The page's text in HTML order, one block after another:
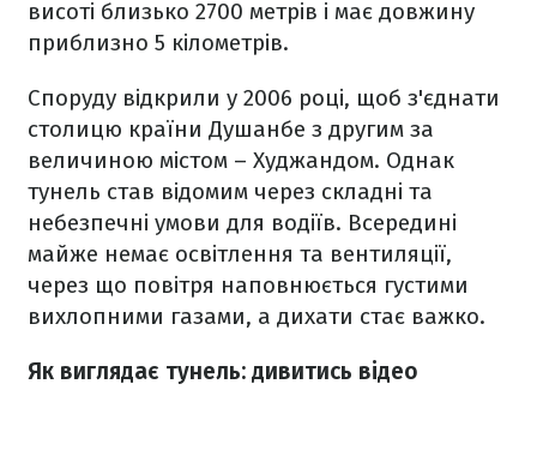
висоті близько 2700 метрів і має довжину
приблизно 5 кілометрів.
Споруду відкрили у 2006 році, щоб з'єднати
столицю країни Душанбе з другим за
величиною містом – Худжандом. Однак
тунель став відомим через складні та
небезпечні умови для водіїв. Всередині
майже немає освітлення та вентиляції,
через що повітря наповнюється густими
вихлопними газами, а дихати стає важко.
Як виглядає тунель: дивитись відео